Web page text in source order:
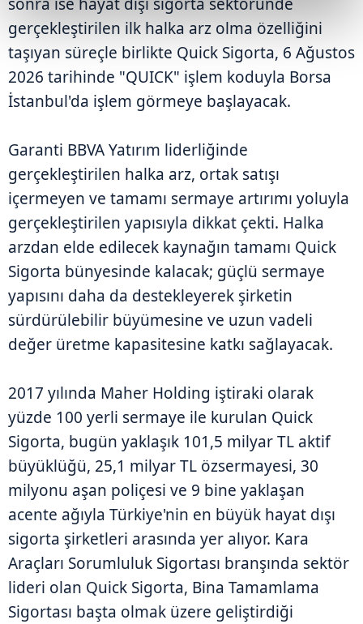
gerçekleştirilen ilk halka arz olma özelliğini
taşıyan süreçle birlikte Quick Sigorta, 6 Ağustos
2026 tarihinde "QUICK" işlem koduyla Borsa
İstanbul'da işlem görmeye başlayacak.
Garanti BBVA Yatırım liderliğinde
gerçekleştirilen halka arz, ortak satışı
içermeyen ve tamamı sermaye artırımı yoluyla
gerçekleştirilen yapısıyla dikkat çekti. Halka
arzdan elde edilecek kaynağın tamamı Quick
Sigorta bünyesinde kalacak; güçlü sermaye
yapısını daha da destekleyerek şirketin
sürdürülebilir büyümesine ve uzun vadeli
değer üretme kapasitesine katkı sağlayacak.
2017 yılında Maher Holding iştiraki olarak
yüzde 100 yerli sermaye ile kurulan Quick
Sigorta, bugün yaklaşık 101,5 milyar TL aktif
büyüklüğü, 25,1 milyar TL özsermayesi, 30
milyonu aşan poliçesi ve 9 bine yaklaşan
acente ağıyla Türkiye'nin en büyük hayat dışı
sigorta şirketleri arasında yer alıyor. Kara
Araçları Sorumluluk Sigortası branşında sektör
lideri olan Quick Sigorta, Bina Tamamlama
Sigortası başta olmak üzere geliştirdiği